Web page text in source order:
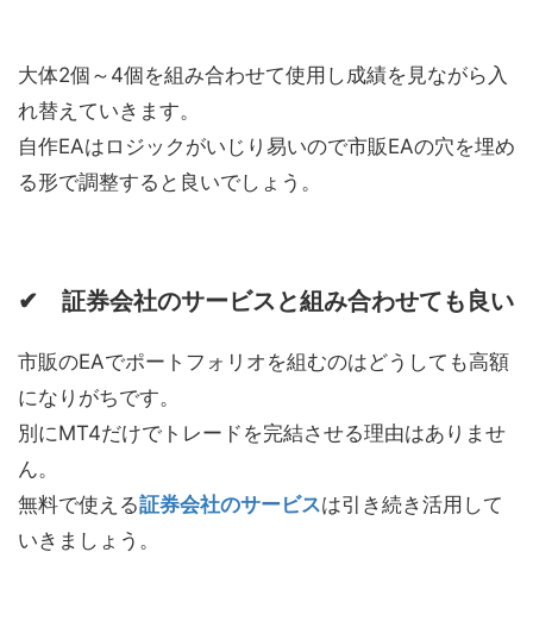
大体2個～4個を組み合わせて使用し成績を見ながら入
れ替えていきます。
自作EAはロジックがいじり易いので市販EAの穴を埋め
る形で調整すると良いでしょう。
✔ 証券会社のサービスと組み合わせても良い
市販のEAでポートフォリオを組むのはどうしても高額
になりがちです。
別にMT4だけでトレードを完結させる理由はありませ
ん。
無料で使える証券会社のサービスは引き続き活用して
いきましょう。